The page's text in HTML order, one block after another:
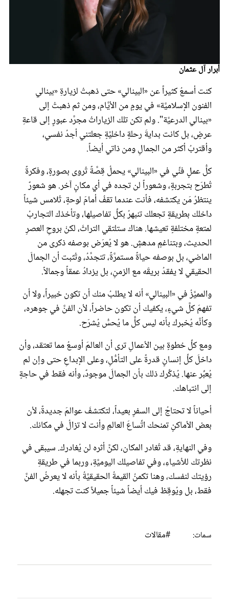
أبرار آل عثمان
كنت أسمعُ كثيراً عن «البينالي» حتى ذهبتُ لزيارةِ «بينالي
الفنون الإسلاميَّة» في يومٍ من الأيَّام، ومن ثم ذهبتُ إلى
«بينالي الدرعيَّة". ولم تكن تلك الزياراتُ مجرَّد عبورٍ إلى قاعةِ
عرضٍ، بل كانت بدايةَ رحلةٍ داخليَّةٍ جعلتني أجدُ نفسي،
وأقتربُ أكثر من الجمالِ ومن ذاتي أيضاً.
كلُّ عملٍ فنِّي في «البينالي» يحملُ قِصَّةً تُروى بصورةٍ، وفكرةً
تُطرَح بتجربةٍ، وشعوراً لن تجده في أي مكانٍ آخر. هو شعورٌ
ينتظرُ مَن يكتشفه، فأنت عندما تقفُ أمامَ لوحةٍ، تُلامس شيئاً
داخلك بطريقةٍ تجعلك تنبهرُ بكلِّ تفاصيلها، وتأخذك التجاربُ
لمتعةٍ مختلفةٍ تعيشها. هناك ستلتقي التراثَ، لكنْ بروحِ العصرِ
الحديث، وبتناغمٍ مدهشٍ. هو لا يُعرَض بوصفه ذكرى من
الماضي، بل بوصفه حياةً مستمرَّةً، تتجدَّدُ، وتُثبت أن الجمالَ
الحقيقي لا يفقدُ بريقَه مع الزمنِ، بل يزدادُ عمقاً وجمالاً.
والمميَّزُ في «البينالي» أنه لا يطلبُ منك أن تكون خبيراً، ولا أن
تفهمَ كلَّ شيءٍ، يكفيك أن تكون حاضراً، لأن الفنَّ في جوهره،
وكأنَّه يُخبرك بأنه ليس كلُّ ما يُحسُّ يُشرَح.
ومع كلِّ خطوةٍ بين الأعمالِ ترى أن العالمَ أوسعُ مما تعتقد، وأن
داخلَ كلِّ إنسانٍ قدرةً على التأمُّلِ، وعلى الإبداعِ حتى وإن لم
يُعبِّر عنها. يُذكِّرك ذلك بأن الجمالَ موجودٌ، وأنه فقط في حاجةٍ
إلى انتباهك.
أحياناً لا تحتاجُ إلى السفرِ بعيداً، لتكتشفَ عوالمَ جديدةً، لأن
بعض الأماكنِ تمنحك اتِّساعَ العالمِ وأنت لا تزالُ في مكانك.
وفي النهايةِ، قد تُغادر المكان، لكنَّ أثره لن يُغادرك. سيبقى في
نظرتك للأشياءِ، وفي تفاصيلك اليوميَّةِ، وربما في طريقةِ
رؤيتك لنفسك، وهنا تكمنُ القيمةُ الحقيقيَّةُ بأنه لا يعرضُ الفنَّ
فقط، بل ويُوقِظ فيك أيضاً شيئاً جميلاً كنت تجهله.
سمات: #مقالات
مجلة سيدتي
غلاف رفمي